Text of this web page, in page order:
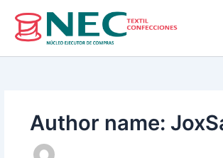
content
Author name: